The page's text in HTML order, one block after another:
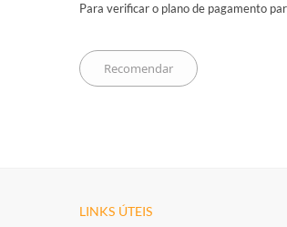
Para verificar o plano de pagamento
LINKS ÚTEIS